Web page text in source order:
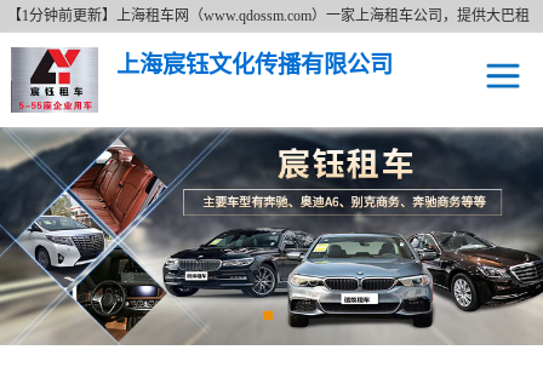
【1分钟前更新】上海租车网（www.qdossm.com）一家上海租车公司，提供大巴租
车、商务租车、租奔驰、租商务车等租车服务，详细了解租车价格拨打免费咨询电
话17621673395。上海租车网以追求更好无止境的服务宗旨、持续的改善服务质量
的经营理念及费用透明的上海租车价格为广大新老客户提供各种类型的租车服务。
上海宸钰文化传播有限公司
上海租车
上海租奔驰车
上海大巴租车
上海商务租车